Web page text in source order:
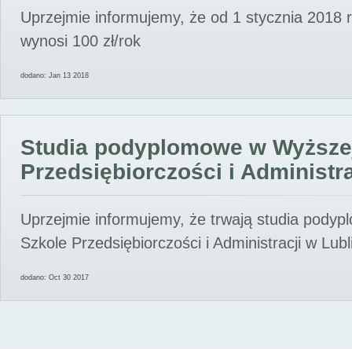
Uprzejmie informujemy, że od 1 stycznia 2018
wynosi 100 zł/rok
dodano: Jan 13 2018
Studia podyplomowe w
Przedsiębiorczości i
Uprzejmie informujemy, że trwają studia
Szkole Przedsiębiorczości i Administracji w
dodano: Oct 30 2017